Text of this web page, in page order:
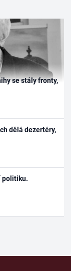
se stály fronty,
dělá dezertéry,
politiku.